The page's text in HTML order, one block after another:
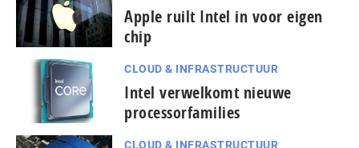
Apple ruilt Intel in voor eigen
chip
CLOUD & INFRASTRUCTUUR
Intel verwelkomt nieuwe
processorfamilies
CLOUD & INFRASTRUCTUUR